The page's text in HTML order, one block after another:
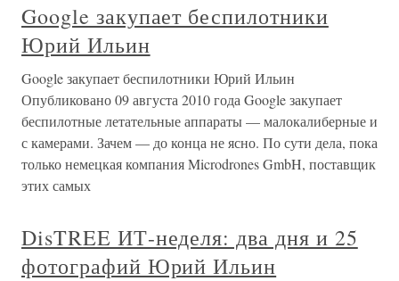
Google закупает беспилотники
Юрий Ильин
Google закупает беспилотники Юрий Ильин
Опубликовано 09 августа 2010 года Google закупает
беспилотные летательные аппараты — малокалиберные и
с камерами. Зачем — до конца не ясно. По сути дела, пока
только немецкая компания Microdrones GmbH, поставщик
этих самых
DisTREE ИТ-неделя: два дня и 25
фотографий Юрий Ильин